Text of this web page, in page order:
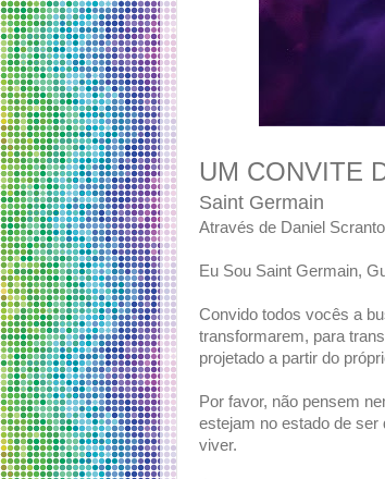
UM CONVITE
Saint Germain
Através de Daniel
Eu Sou Saint Germain,
Convido todos vocês a
transformarem, para
projetado a partir do
Por favor, não pensem
estejam no estado de ser
viver.